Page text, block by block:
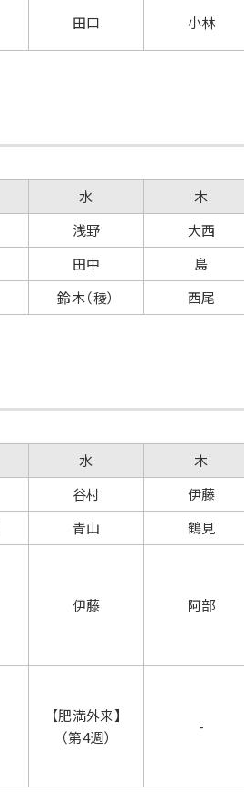
田口 小林
水 木
浅野 大西
田中 島
鈴木（稜） 西尾
水 木
谷村 伊藤
青山 鶴見
伊藤 阿部
【肥満外来】
（第4週）
-